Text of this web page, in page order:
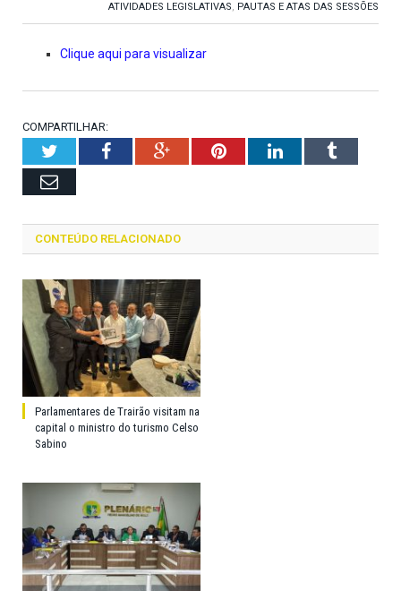
ATIVIDADES LEGISLATIVAS, PAUTAS E ATAS DAS SESSÕES
Clique aqui para visualizar
COMPARTILHAR:
TwitterFacebookGoogle+PinterestLinkedInTumblr
Email
CONTEÚDO RELACIONADO
Parlamentares de Trairão visitam na
capital o ministro do turismo Celso
Sabino